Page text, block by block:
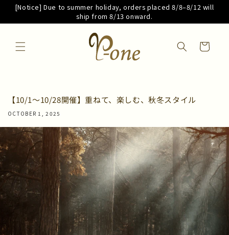
[Notice] Due to summer holiday, orders placed 8/8–8/12 will
ship from 8/13 onward.
Skip to
Cart
【10/1～10/28開催】重ねて、楽しむ、秋冬スタイル
OCTOBER 1, 2025